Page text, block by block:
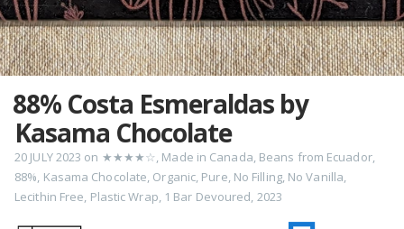
88% Costa Esmeraldas by
Kasama Chocolate
20 JULY 2023 on ★★★★☆, Made in Canada, Beans from Ecuador,
88%, Kasama Chocolate, Organic, Pure, No Filling, No Vanilla,
Lecithin Free, Plastic Wrap, 1 Bar Devoured, 2023